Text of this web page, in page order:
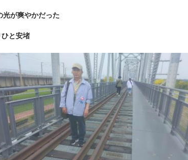
が爽やかだった
と安堵